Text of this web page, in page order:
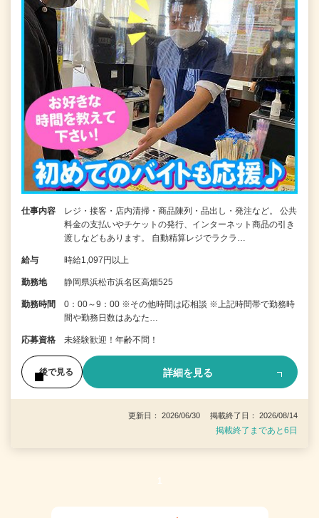
仕事内容
レジ・接客・店内清掃・商品陳列・品出し・発注など。 公共
料金の支払いやチケットの発行、インターネット商品の引き
渡しなどもあります。 自動精算レジでラクラ…
給与 時給1,097円以上
勤務地 静岡県浜松市浜名区高畑525
勤務時間
0：00～9：00 ※その他時間は応相談 ※上記時間帯で勤務時
間や勤務日数はあなた…
応募資格 未経験歓迎！年齢不問！
後で見る 詳細を見る
更新日： 2026/06/30 掲載終了日： 2026/08/14
掲載終了まであと6日
1